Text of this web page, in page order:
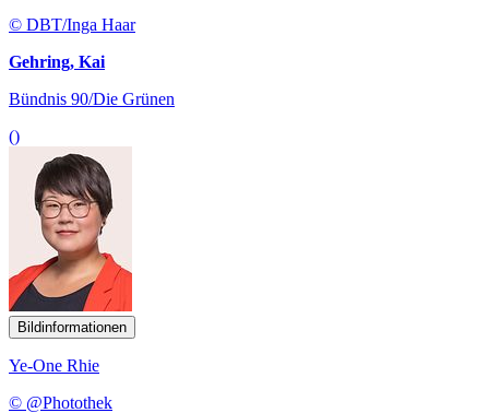
© DBT/Inga Haar
Gehring, Kai
Bündnis 90/Die Grünen
()
Bildinformationen
Ye-One Rhie
© @Photothek